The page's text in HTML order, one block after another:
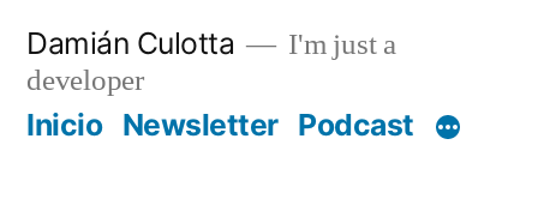
contenido
Damián Culotta
I'm just a
developer
Inicio Newsletter Podcast